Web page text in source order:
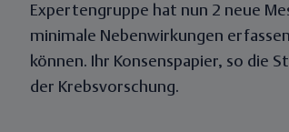
Expertengruppe hat nun 2 neue
minimale Nebenwirkungen
können. Ihr Konsenspapier, so die
der Krebsvorschung.